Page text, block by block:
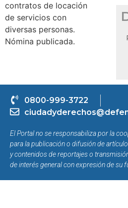
contratos de locación
de servicios con
diversas personas.
Nómina publicada.
0800-999-3722
El Portal no se responsabiliza por la
para la publicación o difusión de
y contenidos de reportajes o
de interés general con expresión de su